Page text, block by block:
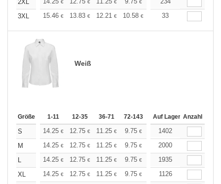
2XL
€ € € € €
3XL
15.46 € 13.83 € 12.21 € 10.58 € 9.76€
33
Weiß
Größe 1-11 12-35 36-71 72-143 144-287 288 + Mehr
Auf Lager Anzahl
S 14.25 € 12.75 € 11.25 € 9.75 € 9.00€
1402
M
14.25 € 12.75 € 11.25 € 9.75 € 9.00€
2000
L
14.25 € 12.75 € 11.25 € 9.75 € 9.00€
1935
XL
14.25 € 12.75 € 11.25 € 9.75 € 9.00€
1126